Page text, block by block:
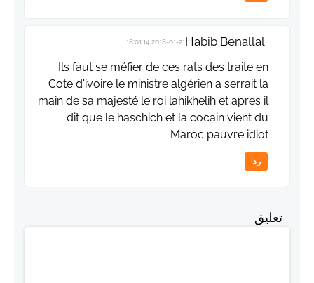
Habib Benallal
2018-01-21 18:01:14
Ils faut se méfier de ces rats des traite en
Cote d'ivoire le ministre algérien a serrait la
main de sa majesté le roi lahikhelih et apres il
dit que le haschich et la cocain vient du
Maroc pauvre idiot
رد
تعليق